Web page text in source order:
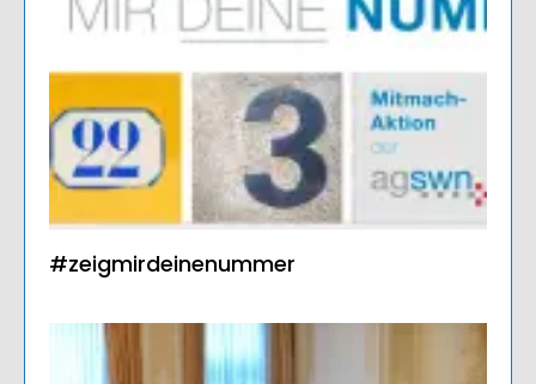
#zeigmirdeinenummer